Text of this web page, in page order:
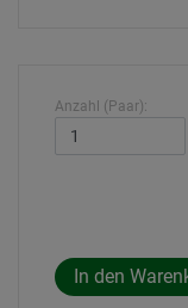
Anzahl (Paar):